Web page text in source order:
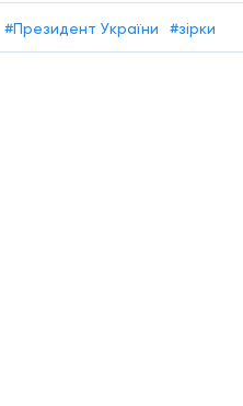
#Президент України #зірки